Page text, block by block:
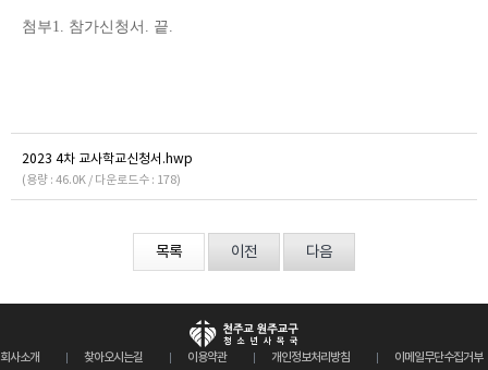
첨부1. 참가신청서 . 끝.
2023 4차 교사학교신청서.hwp
(용량 : 46.0K / 다운로드수 : 178)
목록 이전 다음
회사소개 찾아오시는길 이용약관 개인정보처리방침 이메일무단수집거부